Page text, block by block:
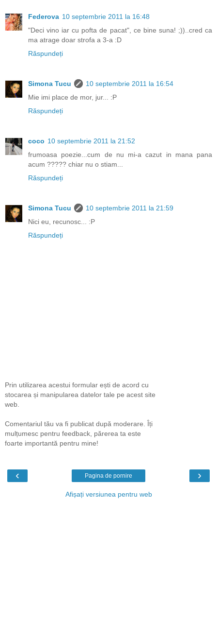
Federova 10 septembrie 2011 la 16:48
"Deci vino iar cu pofta de pacat", ce bine suna! ;))..cred ca
ma atrage doar strofa a 3-a :D
Răspundeți
Simona Tucu
10 septembrie 2011 la 16:54
Mie imi place de mor, jur... :P
Răspundeți
coco 10 septembrie 2011 la 21:52
frumoasa poezie...cum de nu mi-a cazut in mana pana
acum ????? chiar nu o stiam...
Răspundeți
Simona Tucu
10 septembrie 2011 la 21:59
Nici eu, recunosc... :P
Răspundeți
Prin utilizarea acestui formular ești de acord cu
stocarea și manipularea datelor tale pe acest site
web.
Comentariul tău va fi publicat după moderare. Îți
mulțumesc pentru feedback, părerea ta este
foarte importantă pentru mine!
‹ ›
Pagina de pornire
Afișați versiunea pentru web